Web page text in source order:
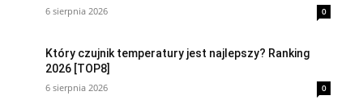
6 sierpnia 2026 0
Który czujnik temperatury jest najlepszy? Ranking
2026 [TOP8]
6 sierpnia 2026 0